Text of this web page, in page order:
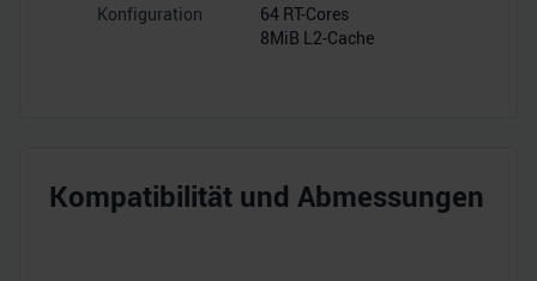
Konfiguration
64 RT-Cores
8MiB L2-Cache
Kompatibilität und Abmessungen